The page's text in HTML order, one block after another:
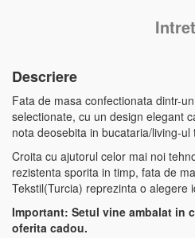
Descriere
Fata de masa confectionata dintr-
selectionate, cu un design elegant
nota deosebita in bucataria/living-ul
Croita cu ajutorul celor mai noi
rezistenta sporita in timp, fata de
Tekstil(Turcia) reprezinta o alegere
Important: Setul vine ambalat in
oferita cadou.